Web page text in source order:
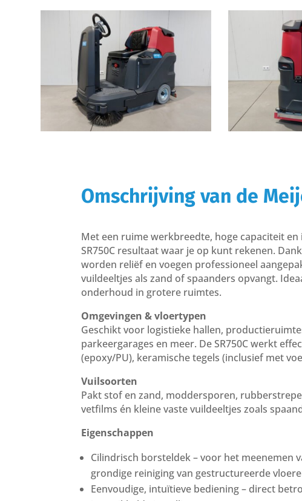
Omschrijving van de
Met een ruime werkbreedte, hoge capaciteit
SR750C resultaat waar je op kunt rekenen.
worden reliëf en voegen professioneel
vuildeeltjes als zand of spaanders opvangt.
onderhoud in grotere ruimtes.
Omgevingen & vloertypen
Geschikt voor logistieke hallen,
parkeergarages en meer. De SR750C werkt
(epoxy/PU), keramische tegels (inclusief met
Vuilsoorten
Pakt stof en zand, moddersporen,
vetfilms én kleine vaste vuildeeltjes zoals
Eigenschappen
Cilindrisch borsteldek – voor het meenemen
grondige reiniging van gestructureerde
Eenvoudige, intuïtieve bediening – direct